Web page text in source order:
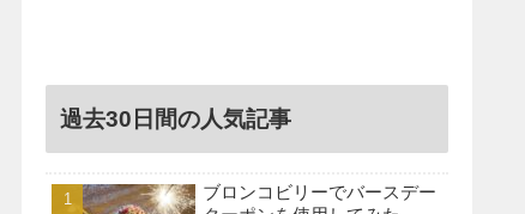
過去30日間の人気記事
ブロンコビリーでバースデー